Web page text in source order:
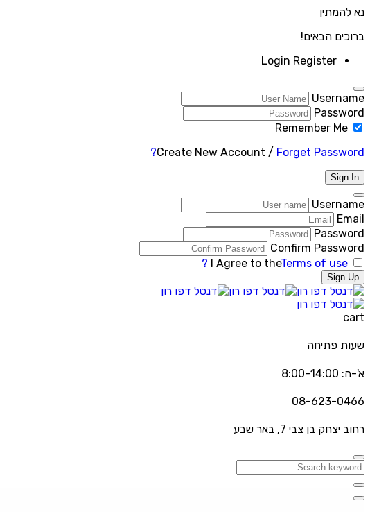
נא להמתין
ברוכים הבאים!
Login Register
Username
Password
Remember Me
Create New Account / Forget Password?
Sign In
Username
Email
Password
Confirm Password
I Agree to theTerms of use ?
Sign Up
cart
שעות פתיחה
א'-ה: 8:00-14:00
08-623-0466
רחוב יצחק בן צבי 7, באר שבע